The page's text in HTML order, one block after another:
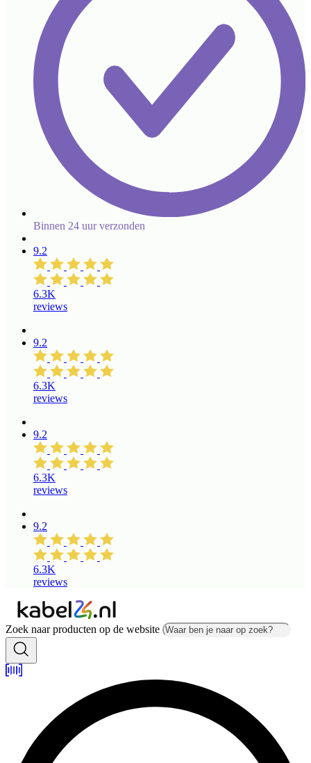
Binnen 24 uur verzonden
9.2
6.3K
reviews
9.2
6.3K
reviews
9.2
6.3K
reviews
9.2
6.3K
reviews
Zoek naar producten op de website